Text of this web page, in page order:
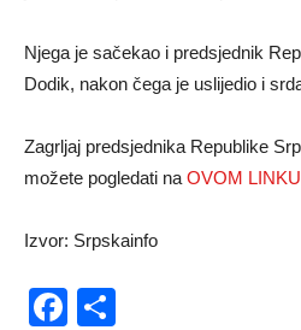
Njega je sačekao i predsjednik
Dodik, nakon čega je uslijedio i
Zagrljaj predsjednika Republike
možete pogledati na OVOM LINKU
Izvor: Srpskainfo
Facebook